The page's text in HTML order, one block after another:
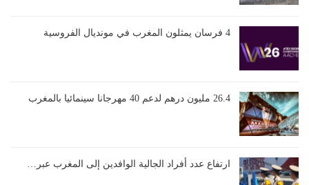
4 فرسان يمثلون المغرب في مونديال الفروسية
26.4 مليون درهم لدعم 40 مهرجانا سينمائيا بالمغرب
ارتفاع عدد أفراد الجالية الوافدين إلى المغرب عبر…